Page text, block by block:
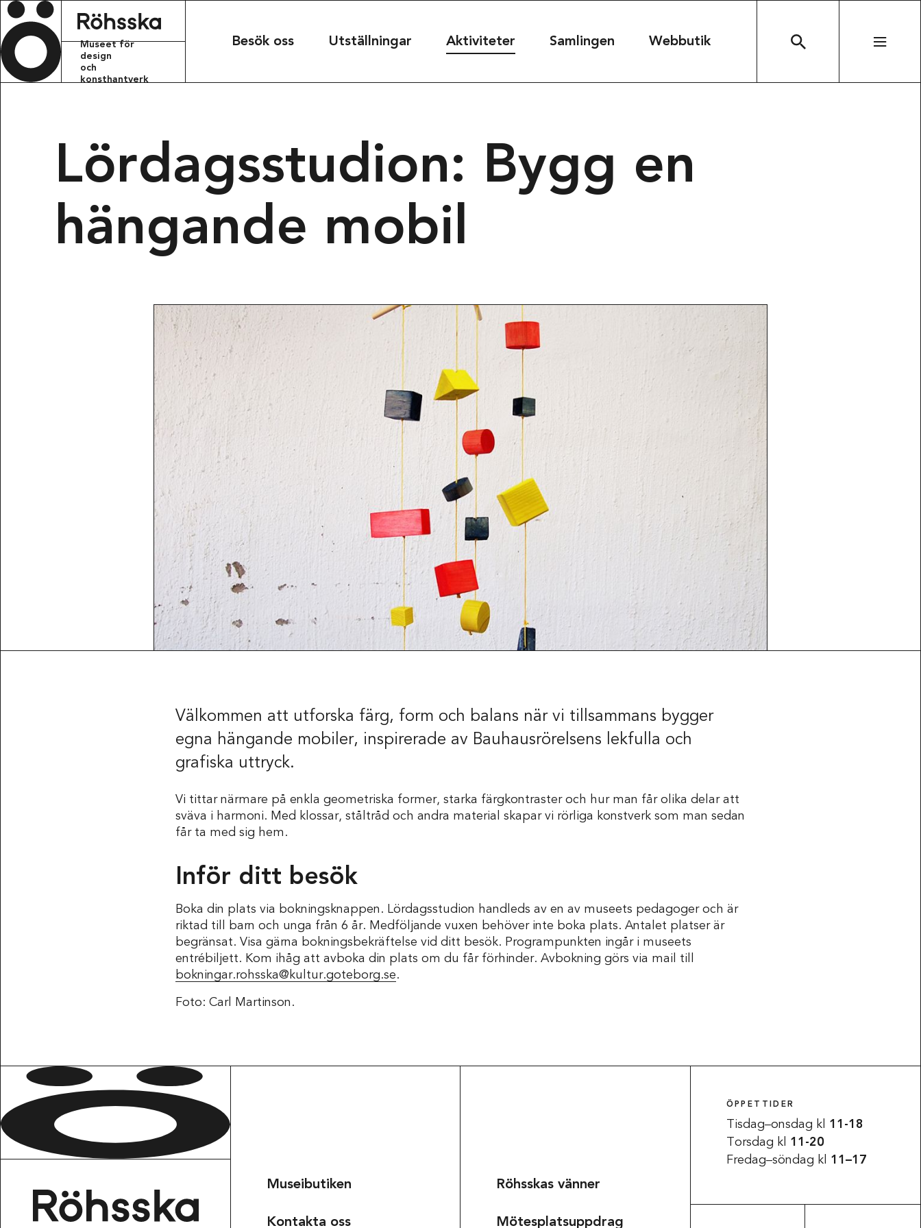
Museet för
design
och
konsthantverk
Besök oss Utställningar Aktiviteter Samlingen Webbutik
info.rohsskamuseet@kultur.goteborg.se
+46 31 368 31 50
Röhsska museet
Vasagatan 37-39
POSTADDRESS
Röhsska museet
Vasagatan 37-39
Box 53178
SE-400 15 Göteborg
Svenska English Deutsch
Kontakta oss
Lördagsstudion: Bygg en
hängande mobil
Välkommen att utforska färg, form och balans när vi tillsammans bygger
egna hängande mobiler, inspirerade av Bauhausrörelsens lekfulla och
grafiska uttryck.
Vi tittar närmare på enkla geometriska former, starka färgkontraster och hur man får olika delar att
sväva i harmoni. Med klossar, ståltråd och andra material skapar vi rörliga konstverk som man sedan
får ta med sig hem.
Inför ditt besök
Boka din plats via bokningsknappen. Lördagsstudion handleds av en av museets pedagoger och är
riktad till barn och unga från 6 år. Medföljande vuxen behöver inte boka plats. Antalet platser är
begränsat. Visa gärna bokningsbekräftelse vid ditt besök. Programpunkten ingår i museets
entrébiljett. Kom ihåg att avboka din plats om du får förhinder. Avbokning görs via mail till
bokningar.rohsska@kultur.goteborg.se.
Foto: Carl Martinson.
Museibutiken
Kontakta oss
Röhsskas vänner
Mötesplatsuppdrag
ÖPPETTIDER
Tisdag–onsdag kl 11-18
Torsdag kl 11-20
Fredag–söndag kl 11–17